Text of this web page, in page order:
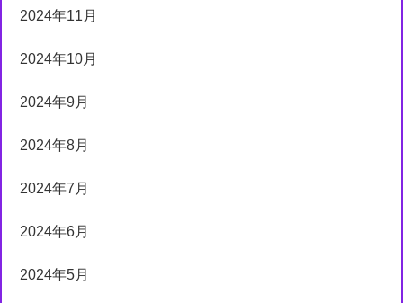
2024年11月
2024年10月
2024年9月
2024年8月
2024年7月
2024年6月
2024年5月